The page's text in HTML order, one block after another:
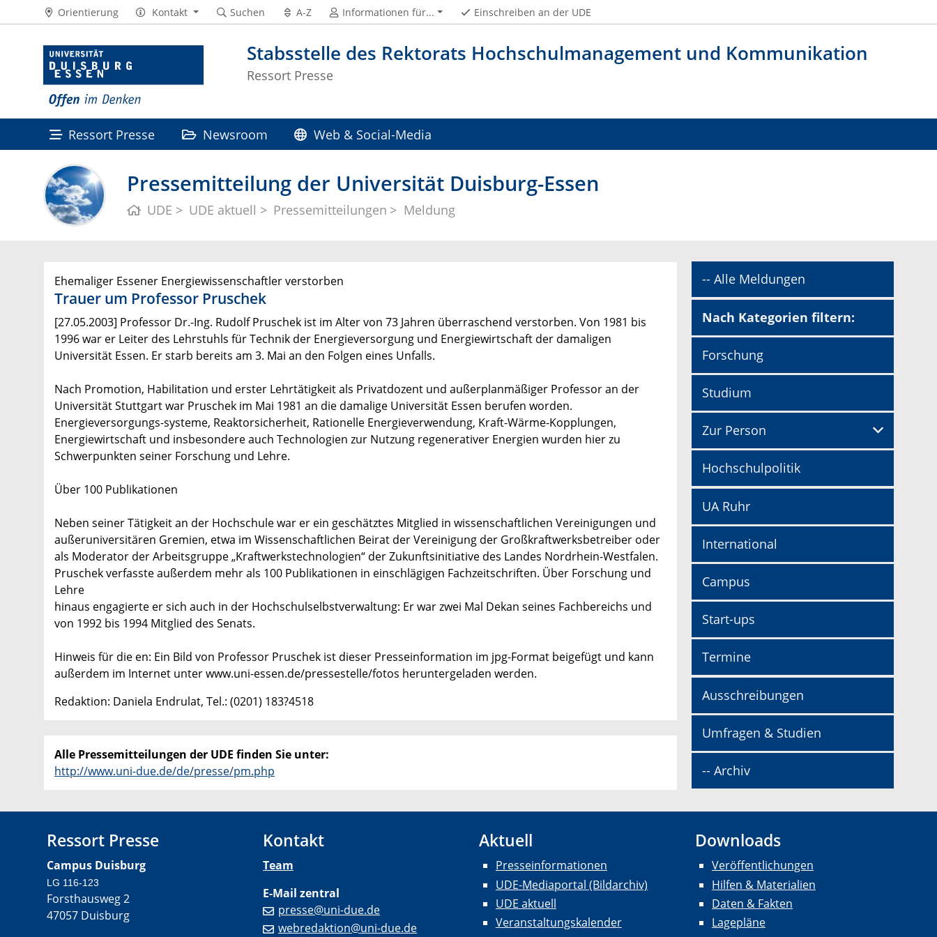
Stabsstelle des Rektorats Hochschulmanagement und Kommunikation
Ressort Presse
Orientierung Kontakt Suchen A-Z Informationen für... Einschreiben an der UDE
Ressort Presse Newsroom Web & Social-Media
Pressemitteilung der Universität Duisburg-Essen
UDE UDE aktuell Pressemitteilungen Meldung
Ehemaliger Essener Energiewissenschaftler verstorben
Trauer um Professor Pruschek
[27.05.2003] Professor Dr.-Ing. Rudolf Pruschek ist im Alter von 73 Jahren überraschend verstorben. Von 1981 bis
1996 war er Leiter des Lehrstuhls für Technik der Energieversorgung und Energiewirtschaft der damaligen
Universität Essen. Er starb bereits am 3. Mai an den Folgen eines Unfalls.
Nach Promotion, Habilitation und erster Lehrtätigkeit als Privatdozent und außerplanmäßiger Professor an der
Universität Stuttgart war Pruschek im Mai 1981 an die damalige Universität Essen berufen worden.
Energieversorgungs-systeme, Reaktorsicherheit, Rationelle Energieverwendung, Kraft-Wärme-Kopplungen,
Energiewirtschaft und insbesondere auch Technologien zur Nutzung regenerativer Energien wurden hier zu
Schwerpunkten seiner Forschung und Lehre.
Über 100 Publikationen
Neben seiner Tätigkeit an der Hochschule war er ein geschätztes Mitglied in wissenschaftlichen Vereinigungen und
außeruniversitären Gremien, etwa im Wissenschaftlichen Beirat der Vereinigung der Großkraftwerksbetreiber oder
als Moderator der Arbeitsgruppe „Kraftwerkstechnologien“ der Zukunftsinitiative des Landes Nordrhein-Westfalen.
Pruschek verfasste außerdem mehr als 100 Publikationen in einschlägigen Fachzeitschriften. Über Forschung und
Lehre
hinaus engagierte er sich auch in der Hochschulselbstverwaltung: Er war zwei Mal Dekan seines Fachbereichs und
von 1992 bis 1994 Mitglied des Senats.
Hinweis für die en: Ein Bild von Professor Pruschek ist dieser Presseinformation im jpg-Format beigefügt und kann
außerdem im Internet unter www.uni-essen.de/pressestelle/fotos heruntergeladen werden.
Redaktion: Daniela Endrulat, Tel.: (0201) 183?4518
Alle Pressemitteilungen der UDE finden Sie unter:
http://www.uni-due.de/de/presse/pm.php
-- Alle Meldungen
Nach Kategorien filtern:
Forschung
Studium
Zur Person
Hochschulpolitik
UA Ruhr
International
Campus
Start-ups
Termine
Ausschreibungen
Umfragen & Studien
-- Archiv
Ressort Presse
Campus Duisburg
LG 116-123
Forsthausweg 2
47057 Duisburg
Kontakt
Team
E-Mail zentral
presse@uni-due.de
webredaktion@uni-due.de
Aktuell
Presseinformationen
UDE-Mediaportal (Bildarchiv)
UDE aktuell
Veranstaltungskalender
Downloads
Veröffentlichungen
Hilfen & Materialien
Daten & Fakten
Lagepläne